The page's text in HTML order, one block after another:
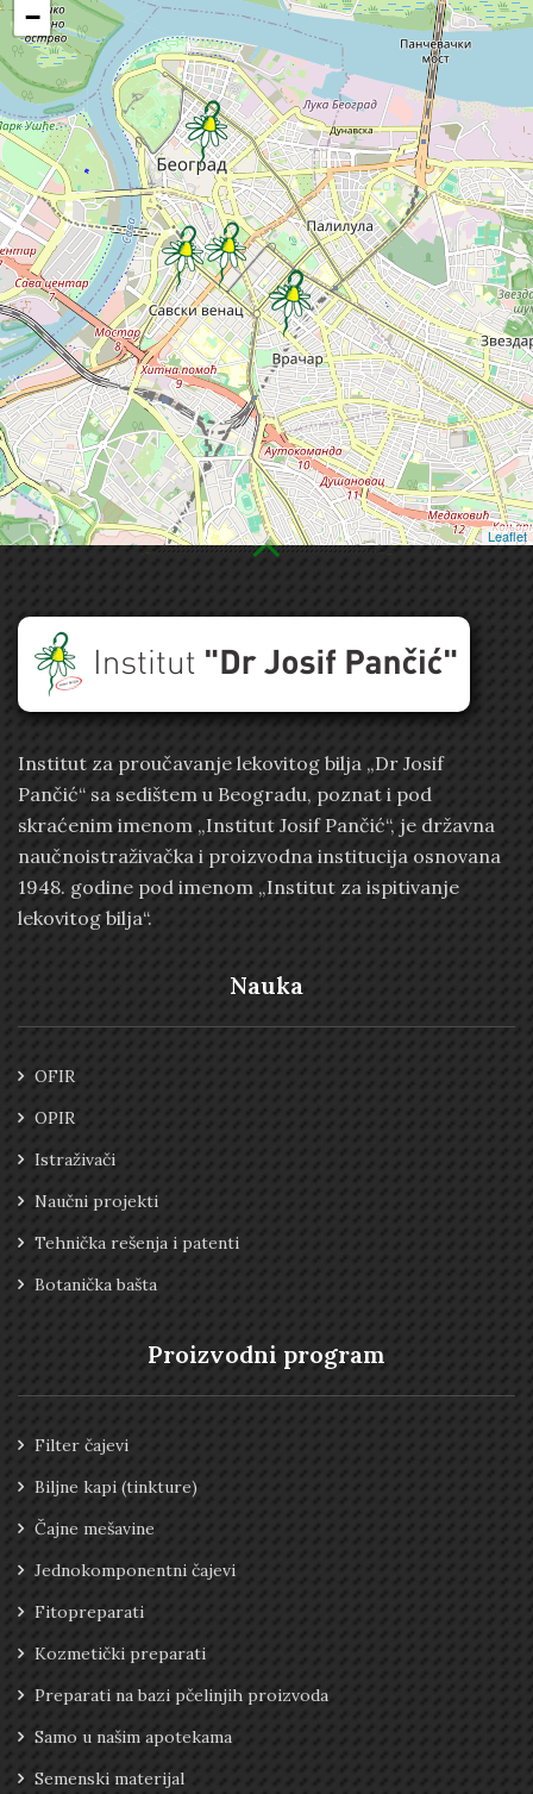
−
Leaflet
Institut za proučavanje lekovitog bilja „Dr Josif
Pančić“ sa sedištem u Beogradu, poznat i pod
skraćenim imenom „Institut Josif Pančić“, je državna
naučnoistraživačka i proizvodna institucija osnovana
1948. godine pod imenom „Institut za ispitivanje
lekovitog bilja“.
Nauka
OFIR
OPIR
Istraživači
Naučni projekti
Tehnička rešenja i patenti
Botanička bašta
Proizvodni program
Filter čajevi
Biljne kapi (tinkture)
Čajne mešavine
Jednokomponentni čajevi
Fitopreparati
Kozmetički preparati
Preparati na bazi pčelinjih proizvoda
Samo u našim apotekama
Semenski materijal